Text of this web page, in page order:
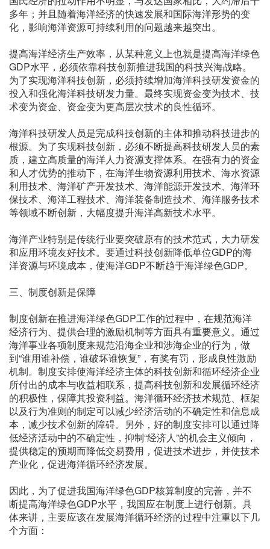
多年；并且随着海洋经济的快速发展和国际海洋形势的变
化，影响海洋资源可持续利用的问题越来越突出。
提高海洋经济生产效率，从某种意义上也就是提高海洋绿色
GDP水平，必须依靠科技创新推进我国的科技兴海战略。
为了实现海洋科技创新，必须持续增加海洋科技研发资金的
投入和强化海洋科技研发力量。最终实现资金变为技术、技
术变为资金、资金变为更高层次技术的良性循环。
海洋科技研发人员是完成科技创新的主体和推动科技进步的
根源。为了实现科技创新，必须不断提高科技研发人员的素
质，建立高质量的海洋人力资源支撑体系。在强有力的资金
和人才优势的推动下，在海洋生物资源利用技术、海水资源
利用技术、海洋矿产开发技术、海洋能源开发技术、海洋环
保技术、海洋工程技术、海洋装备制造技术、海洋服务技术
等领域不断创新，大幅度提升海洋高新技术水平。
海洋产业特别是传统行业要突破原有的技术范式，大力研发
和应用环境友好技术。要通过科技创新降低单位GDP的海
洋资源与环境成本，使海洋GDP不断趋于海洋绿色GDP。
三、制度创新是保障
制度创新在推进海洋绿色GDP工作的过程中，在规范海洋
经济行为、提供合理的激励机制等方面具有重要意义。通过
海洋事业各项制度来规范沿海企业和涉海企业的行为，做
到“谁用谁补偿，谁破坏谁恢复”，有奖有罚，形成良性激励
机制。制度安排使海洋经济主体的科技创新和循环经济企业
所付出的成本与收益相联系，提高科技创新和发展循环经济
的积极性，保障其投资利益。海洋循环经济技术规范、框架
以及行为准则的制定可以减少经济活动的不确定性和信息成
本，减少技术创新的障碍。另外，好的制度安排可以通过降
低经济活动中的不确定性，抑制“经济人”的机会主义倾向，
提供稳定的预期而降低交易费用，促进技术进步，并使技术
产业化，促进海洋循环经济发展。
因此，为了促进我国海洋绿色GDP核算制度的完善，并不
断提高海洋绿色GDP水平，我国应在制度上进行创新。具
体来讲，主要应该在发展海洋循环经济的过程中注重以下几
个方面：